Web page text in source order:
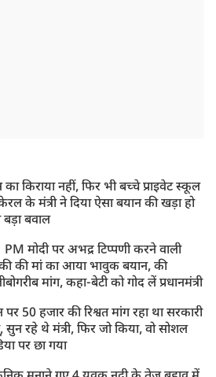
के दीक्षांत समारोह में शामिल होंगे
किराया नहीं, फिर भी बच्चे प्राइवेट स्कूल
के मंत्री ने दिया ऐसा बयान की खड़ा हो
बड़ा बवाल
PM मोदी पर अभद्र टिप्पणी करने वाली
की मां का आया भावुक बयान, की
मांग, कहा-बेटी को गोद लें प्रधानमंत्री
पर 50 हजार की रिश्वत मांग रहा था सरकारी
सुन रहे थे मंत्री, फिर जो किया, वो सोशल
पर छा गया